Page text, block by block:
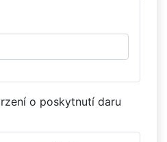
o poskytnutí daru